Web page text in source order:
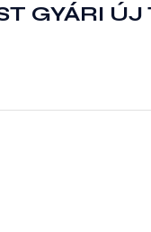
GYÁRI